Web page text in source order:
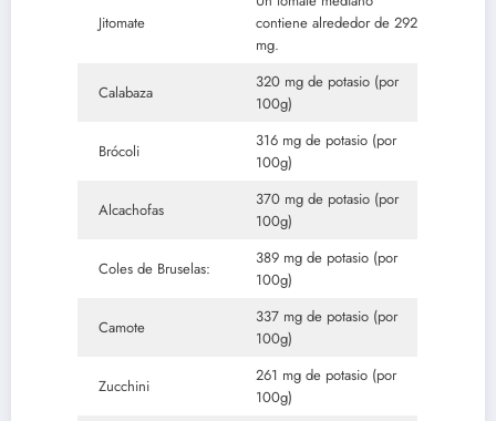
Jitomate
contiene alrededor de 292
mg.
Calabaza
320 mg de potasio (por
100g)
Brócoli
316 mg de potasio (por
100g)
Alcachofas
370 mg de potasio (por
100g)
Coles de Bruselas:
389 mg de potasio (por
100g)
Camote
337 mg de potasio (por
100g)
Zucchini
261 mg de potasio (por
100g)